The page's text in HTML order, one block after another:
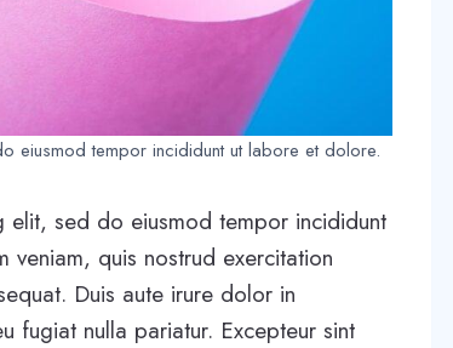
eiusmod tempor incididunt ut labore et dolore.
elit, sed do eiusmod tempor incididunt
quis nostrud exercitation
Duis aute irure dolor in
fugiat nulla pariatur. Excepteur sint